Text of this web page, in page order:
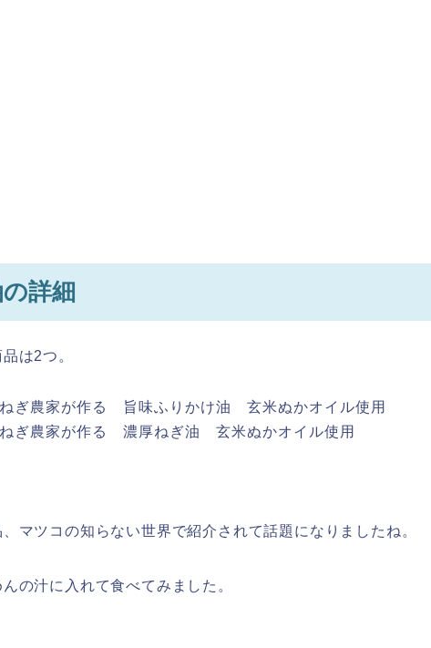
詳細
は2つ。
ぎ農家が作る 旨味ふりかけ油 玄米ぬかオイル使用
ぎ農家が作る 濃厚ねぎ油 玄米ぬかオイル使用
マツコの知らない世界で紹介されて話題になりましたね。
の汁に入れて食べてみました。